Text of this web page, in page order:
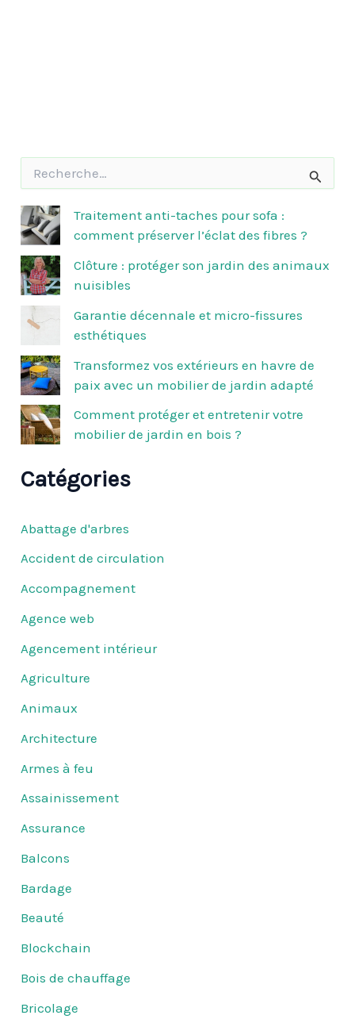
h
e
r
c
h
e
Traitement anti-taches pour sofa :
comment préserver l’éclat des fibres ?
Clôture : protéger son jardin des animaux
nuisibles
Garantie décennale et micro-fissures
esthétiques
Transformez vos extérieurs en havre de
paix avec un mobilier de jardin adapté
Comment protéger et entretenir votre
mobilier de jardin en bois ?
Catégories
Abattage d'arbres
Accident de circulation
Accompagnement
Agence web
Agencement intérieur
Agriculture
Animaux
Architecture
Armes à feu
Assainissement
Assurance
Balcons
Bardage
Beauté
Blockchain
Bois de chauffage
Bricolage